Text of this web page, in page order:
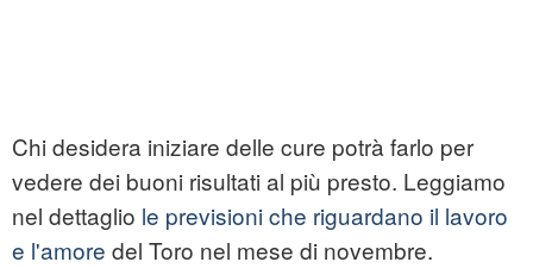
Chi desidera iniziare delle cure potrà farlo per
vedere dei buoni risultati al più presto. Leggiamo
nel dettaglio le previsioni che riguardano il lavoro
e l'amore del Toro nel mese di novembre.